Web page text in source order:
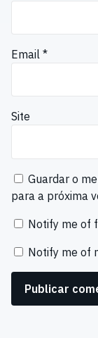
Email *
Site
Guardar o
para a próxima
Notify me of
Notify me of